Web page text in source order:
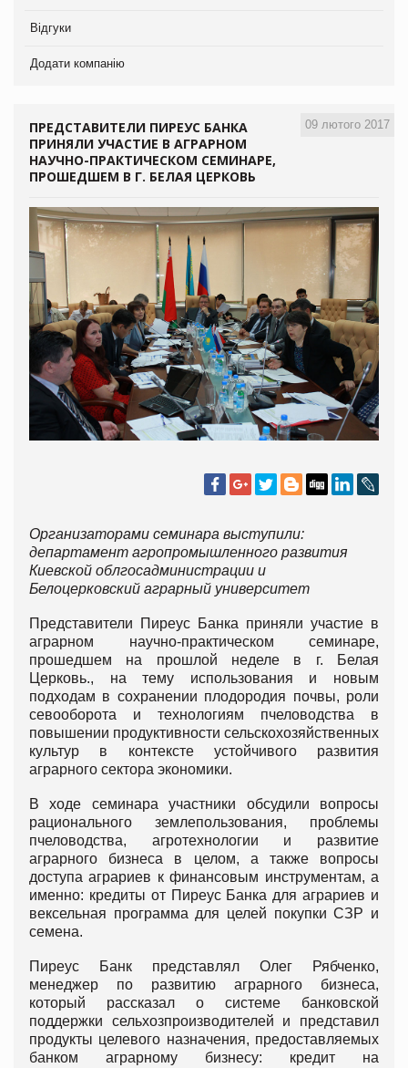
Відгуки
Додати компанію
09 лютого 2017
ПРЕДСТАВИТЕЛИ ПИРЕУС БАНКА
ПРИНЯЛИ УЧАСТИЕ В АГРАРНОМ
НАУЧНО-ПРАКТИЧЕСКОМ СЕМИНАРЕ,
ПРОШЕДШЕМ В Г. БЕЛАЯ ЦЕРКОВЬ
Организаторами семинара выступили:
департамент агропромышленного развития
Киевской облгосадминистрации и
Белоцерковский аграрный университет
Представители Пиреус Банка приняли участие в
аграрном научно-практическом семинаре,
прошедшем на прошлой неделе в г. Белая
Церковь., на тему использования и новым
подходам в сохранении плодородия почвы, роли
севооборота и технологиям пчеловодства в
повышении продуктивности сельскохозяйственных
культур в контексте устойчивого развития
аграрного сектора экономики.
В ходе семинара участники обсудили вопросы
рационального землепользования, проблемы
пчеловодства, агротехнологии и развитие
аграрного бизнеса в целом, а также вопросы
доступа аграриев к финансовым инструментам, а
именно: кредиты от Пиреус Банка для аграриев и
вексельная программа для целей покупки СЗР и
семена.
Пиреус Банк представлял Олег Рябченко,
менеджер по развитию аграрного бизнеса,
который рассказал о системе банковской
поддержки сельхозпроизводителей и представил
продукты целевого назначения, предоставляемых
банком аграрному бизнесу: кредит на